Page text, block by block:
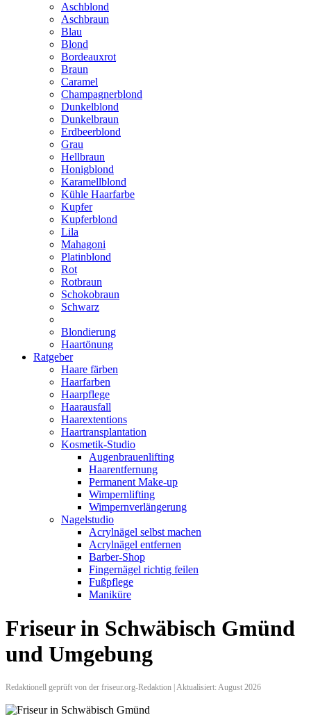
Aschblond
Aschbraun
Blau
Blond
Bordeauxrot
Braun
Caramel
Champagnerblond
Dunkelblond
Dunkelbraun
Erdbeerblond
Grau
Hellbraun
Honigblond
Karamellblond
Kühle Haarfarbe
Kupfer
Kupferblond
Lila
Mahagoni
Platinblond
Rot
Rotbraun
Schokobraun
Schwarz
Blondierung
Haartönung
Ratgeber
Haare färben
Haarfarben
Haarpflege
Haarausfall
Haarextentions
Haartransplantation
Kosmetik-Studio
Augenbrauenlifting
Haarentfernung
Permanent Make-up
Wimpernlifting
Wimpernverlängerung
Nagelstudio
Acrylnägel selbst machen
Acrylnägel entfernen
Barber-Shop
Fingernägel richtig feilen
Fußpflege
Maniküre
Friseur in Schwäbisch Gmünd
und Umgebung
Redaktionell geprüft von der friseur.org-Redaktion | Aktualisiert: August 2026